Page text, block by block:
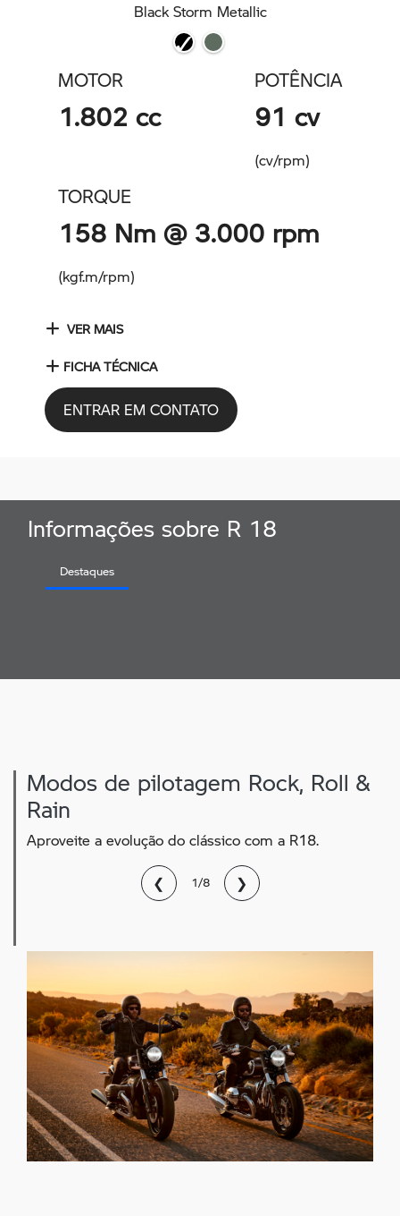
Black Storm Metallic
MOTOR
1.802 cc
POTÊNCIA
91 cv
(cv/rpm)
TORQUE
158 Nm @ 3.000 rpm
(kgf.m/rpm)
VER MAIS
FICHA TÉCNICA
ENTRAR EM CONTATO
Informações sobre R 18
Destaques
Modos de pilotagem Rock, Roll &
Rain
Aproveite a evolução do clássico com a R18.
❮ 1/8 ❯